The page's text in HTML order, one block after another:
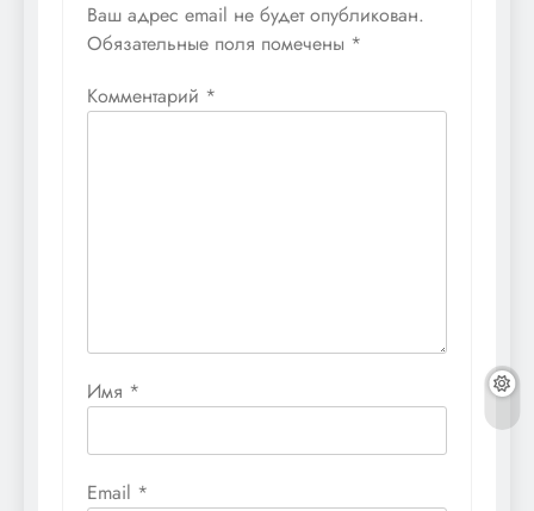
Ваш адрес email не будет опубликован.
Обязательные поля помечены *
Комментарий *
Имя *
Email *